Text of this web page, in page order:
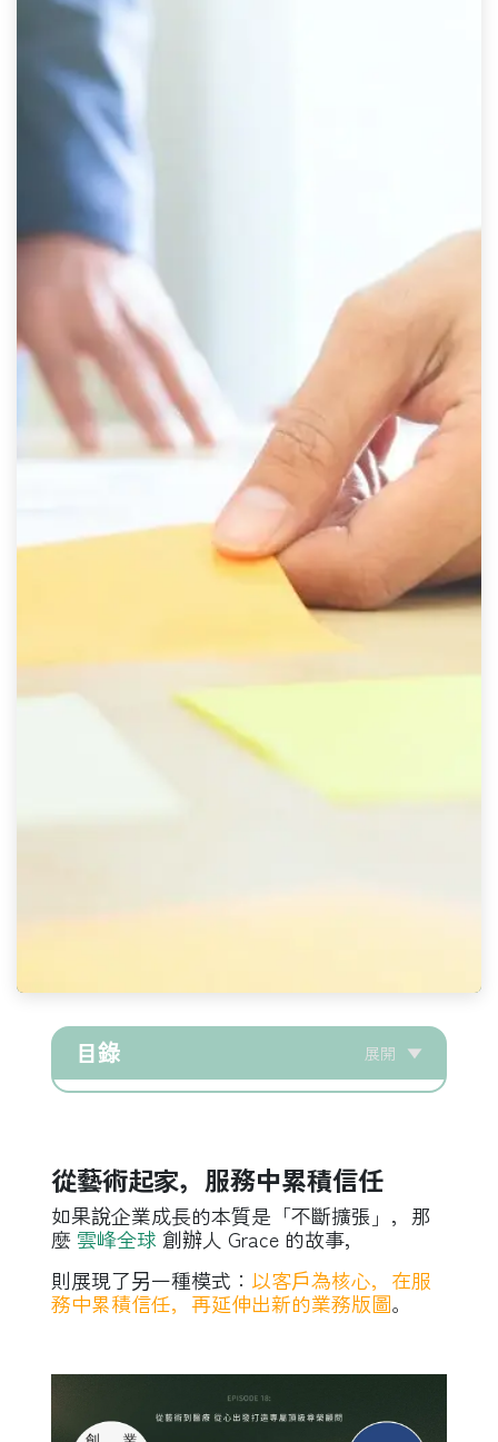
目錄 展開 ▼
從藝術起家，服務中累積信任
如果說企業成長的本質是「不斷擴張」，那
麼 雲峰全球 創辦人 Grace 的故事，
則展現了另一種模式： 以客戶為核心，在服
務中累積信任，再延伸出新的業務版圖。